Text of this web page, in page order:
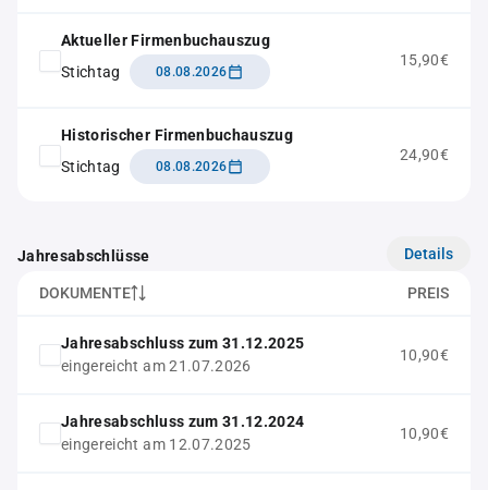
Aktueller Firmenbuchauszug
Stichtag
08.08.2026
15,90€
Historischer Firmenbuchauszug
Stichtag
08.08.2026
24,90€
Jahresabschlüsse Details
DOKUMENTE PREIS
Jahresabschluss zum 31.12.2025
eingereicht am 21.07.2026
10,90€
Jahresabschluss zum 31.12.2024
eingereicht am 12.07.2025
10,90€